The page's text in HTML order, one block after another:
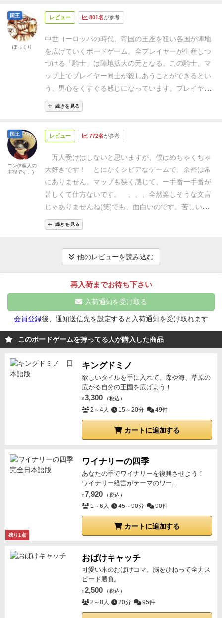
けど、攻められやすい。反対に《山》は侵入されにく
駒は4種類。《都市》のコマが木製にしては形が複雑
でよくできてます。（よく作ったと感心）村をこれに
変換すると10点です。《村》は、各土地に建てると
《資源チップ》がもらえます。これを15点以上集める
たびに爵位がランクアップします。《要塞》は、攻撃
されないので拠点として安定ですが、2個しか無いの
めると他のコマを攻撃できたりします。（移動可能な
ので区別しやすくなるようにちょっとだけ色が薄くな
っている工夫がgood！） だんだん並んでいくとカッコ
いいですよね！
◾️ルールはシンプルだけど最初は覚えに
くい 自分の手番に出来ることは、《移動》や《建設）
などの6つのアクションのうち１つだけ。
理解すれば
ルールはそれほど難しくはないし（たった4ペー
え決まれば手番はすぐ終わる。
慣れないと時間かかるかもしれません。（チェスや将
棋のような感覚でしょうか）また、ルール的に細かい
要注意です。「あー、そこの村は森だから都市は建て
られないよー。」「ああっ、そうだった！」
ー、そこは要塞なので騎士は入れないんですけど…」
から騎士は3個置けるんじゃないですか？」
（私がポンコツなだけかも…）
なのは、『集まった資源を得点化し、貴族ランクを上
げるのにも1アクション使う』という点です。これを
忘れると貴重な1手番が余計にかかるので、繰り返し
呼びかけましょう。 全員が《男爵》から開始して、
《子爵》《伯爵》《侯爵》《公爵》と、4段階レベル
アップするのですが、誰かが《公爵》になったら、残
ーム時間は公称45分とされていますが、初回は我々で
も90分以上（説明抜きで）かかりました。でも、こう
いうゲームは各自しっかり時間をかけて戦略を考える
べきだと個人的には思っています。（今時は、やたら
ゲームに慣れすぎた時代の影響なのかなぁと感じてい
ます。皆もうちょっと優雅にやろうよ）◾️やっぱり見た
れており、とても分かりやすい。
とめた個人ボードにはカッコいい領主のイラスト付き
で雰囲気抜群！（これ大事ですね。やっぱりハードな
ゲームにはリアルなイラストが似合います）
主の色と紋章のデザインがカッコよく、ある女性は
ーマのマッチ具合がたまらなく好きなのだと思いま
惑のズレをもろに感じられるシンプルなゲームシステ
ム。全てのプレイヤーが1位の独走を止めなくてはな
らないのに自身の利益を優先してしまうあの感じ。
れらすべての要素がシンプルに憎いほどうまくかみ合
っていて、私個人にとってはとても好きな作品になっ
ていると思います。
置次第で簡単にワンサイドゲームになってしまうとこ
ろがあります。ここに関しては同卓になった方が少し
気をかけてケアした方が互いに気持ちよく苦しめるか
なと思います笑
もっとバロニィ好き増えてほしいな
ぁ。。。
レビュー 801名が参考
中世ヨーロッパの時代、帝国の王座を狙い各国が陣地
を広げていくボードゲーム。全プレイヤーが生産しつ
づける「騎士」は陣地拡大の元となる。この騎士、マ
ップ上でプレイヤー同士が殺しあうことができるとい
う、男心をくすぐる感じになっています。プレイヤー
はそのうちの1国を担当します。
海・畑・平地・森の5種類が用意されている。合計108
りするので、何度も遊べそうな作品となっています。
ヤーは、ペーペーの称号から始まり、徐々に昇格させ
ていきます。最後は王様的な称号です。称号を上げて
いくために、建設（陣地・領地拡大）を行っていく必
要があります。 建設をするには、自分の手番で騎士を
生産、次の手番で騎士を移動させる、次の手番で建設
を行うといった具合で、完全なターン制シミュレーシ
ーションゲーム」といえばピンとくる方も多いのでは
ないでしょうか。（生産要素は全くありませんが。）
完全な戦略ゲームとなっていて、運要素が一切ありま
。強いて言えば「自分のプレイスタイルにあって
いるマップになるのかどうか」「初期配置の順番（じ
ゃんけんで決める）」くらいかと思います。プレイ感
は、プレイヤーの性格が浮き出つつ、各々で「うーん
うーん」と悩みながらプレイするジックリ感。ただ
し、コンボ的な要素はなくて、ルールが非常にシンプ
ル（見た目のわりにマニュアルが2，3ページほど）。
戦略的な部分で悩むゲームです。 ※ルールといえば、
プレイヤーの行動を縛るボードゲームが多い気がする
のですが、バロニィは「行動や戦略に多様性を与える
ために設けたルール」という感じがします。実際、プ
レイ内容に多様性（性格）がかなり現れたので、個人
的になかなかの良ゲームという評価です。初回プレイ
する。」と、みんな口を揃えて言っていました（笑）
前回のプレイを反省して改善してみたくなるという、
気持ち的にリプレイ性が高い、面白いゲームの１つだ
と思います。
続きを見る
国王
ぽっくり
レビュー 772名が参考
万人受けはしないと思いますが、僕はめちゃくちゃ
大好きです！
とにかくシビアなゲームで、余裕は常
にありません。マップも狭く感じて、一手番一手番が
苦しくて仕方ないです。
、、、全然楽しそうな文言
じゃありませんね(笑)でも、面白いのです。苦しいか
らこそ、相手を出し抜いた時の快感は激烈です！
りに重ゲー好き、アブストラクト好き、マゾゲー好き
と思います(笑)逆に、軽いのが好きな人、運要素を
とは、やると微妙な空気になると思いますので、無理
にやるのは絶対やめた方がいいと思いました。☆個人
的評価☆最高！
続きを見る
国王
コン(※個人の
主観です。)
他のレビューを読み込む
再入荷までお待ち下さい
入荷通知を受け取る
会員登録後、通知送信先を設定すると入荷通知を受け取れます
このボードゲームを持ってる人が購入した商品
キングドミノ
欲しいタイルを手に入れて、森や海、草原の
広がる自分の王国を広げよう！
¥ 3,300 （税込）
2～4人 15～20分 49件
カートに追加する
残り1点
ワイナリーの四季
あなたの手でワイナリーを復興させよう！
ワイナリー経営がテーマのワー...
¥ 7,920 （税込）
1～6人 45～90分 90件
カートに追加する
おばけキャッチ
可愛い木のおばけコマ。脳をひねって全力ス
ピード勝負。
¥ 2,500 （税込）
2～8人 20分 95件